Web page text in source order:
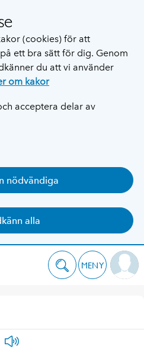
(cookies) för att
ett bra sätt för dig. Genom
du att vi använder
om kakor
acceptera delar av
nödvändiga
alla
MENY